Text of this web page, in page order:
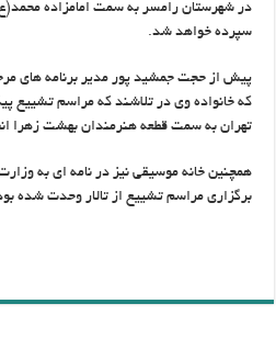
در شهرستان رامسر به سمت امامزاده
سپرده خواهد شد.
پیش از حجت جمشید پور مدیر برنامه های
که خانواده وی در تلاشند که مراسم تشییع
تهران به سمت قطعه هنرمندان بهشت زهرا
همچنین خانه موسیقی نیز در نامه ای به
برگزاری مراسم تشییع از تالار وحدت شده